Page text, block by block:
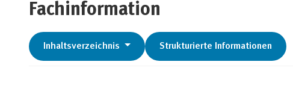
Fachinformation
Inhaltsverzeichnis Strukturierte Informationen